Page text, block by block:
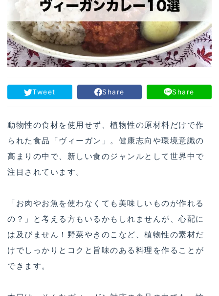
Tweet Share Share
動物性の食材を使用せず、植物性の原材料だけで作
られた食品「ヴィーガン」。健康志向や環境意識の
高まりの中で、新しい食のジャンルとして世界中で
注目されています。
「お肉やお魚を使わなくても美味しいものが作れる
の？」と考える方もいるかもしれませんが、心配に
は及びません！野菜やきのこなど、植物性の素材だ
けでしっかりとコクと旨味のある料理を作ることが
できます。